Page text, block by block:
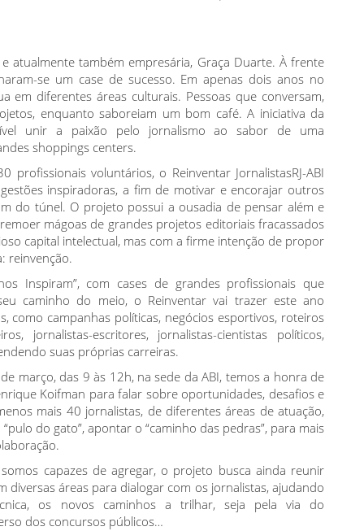
atualmente também empresária, Graça Duarte. À frente
se um case de sucesso. Em apenas dois anos no
em diferentes áreas culturais. Pessoas que conversam,
enquanto saboreiam um bom café. A iniciativa da
unir a paixão pelo jornalismo ao sabor de uma
shoppings centers.
voluntários, o Reinventar JornalistasRJ-ABI
inspiradoras, a fim de motivar e encorajar outros
do túnel. O projeto possui a ousadia de pensar além e
mágoas de grandes projetos editoriais fracassados
capital intelectual, mas com a firme intenção de propor
reinvenção.
Inspiram”, com cases de grandes profissionais que
caminho do meio, o Reinventar vai trazer este ano
como campanhas políticas, negócios esportivos, roteiros
jornalistas-escritores, jornalistas-cientistas políticos,
suas próprias carreiras.
março, das 9 às 12h, na sede da ABI, temos a honra de
Koifman para falar sobre oportunidades, desafios e
mais 40 jornalistas, de diferentes áreas de atuação,
do gato”, apontar o “caminho das pedras”, para mais
capazes de agregar, o projeto busca ainda reunir
diversas áreas para dialogar com os jornalistas, ajudando
os novos caminhos a trilhar, seja pela via do
dos concursos públicos…